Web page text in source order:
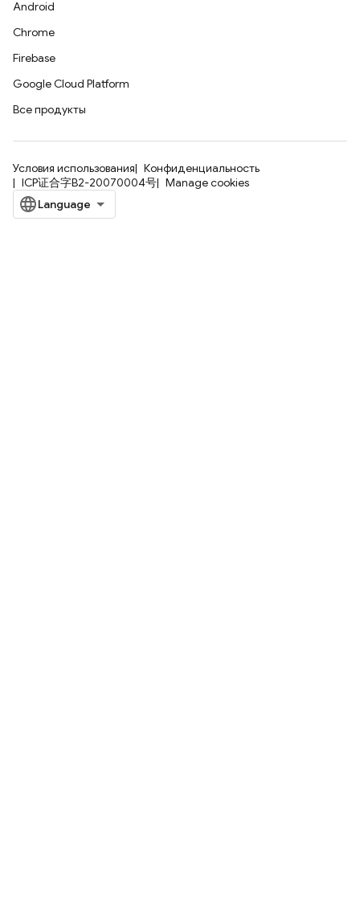
Android
Chrome
Firebase
Google Cloud Platform
Все продукты
Условия использования
Конфиденциальность
ICP证合字B2-20070004号
Manage cookies